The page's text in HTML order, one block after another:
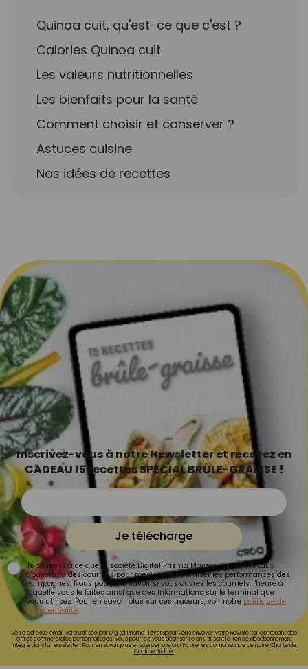
Quinoa cuit, qu'est-ce que c'est ?
Calories Quinoa cuit
Les valeurs nutritionnelles
Les bienfaits pour la santé
Comment choisir et conserver ?
Astuces cuisine
Nos idées de recettes
Inscrivez-vous à notre Newsletter et recevez en
CADEAU 15 recettes SPÉCIAL BRÛLE-GRAISSE !
Je télécharge
Je consens à ce que la société Digital Prisma Players analyse le taux
d'ouverture des courriels pour mesurer et optimiser les performances des
campagnes. Nous pourrons savoir si vous ouvrez les courriels, l'heure à
laquelle vous le faites ainsi que des informations sur le terminal que
vous utilisez. Pour en savoir plus sur ces traceurs, voir notre politique de
confidentialité.
Votre adresse email sera utilisée par Digital Prisma Playerspour vous envoyer votre newsletter contenant des
offres commerciales personnalisées. Vous pourrez vous désinscrire en utilisant le lien de désabonnement
intégré dans la newsletter. Pour en savoir plus et exercer vos droits, prenez connaissance de notreCharte de
Confidentialité.